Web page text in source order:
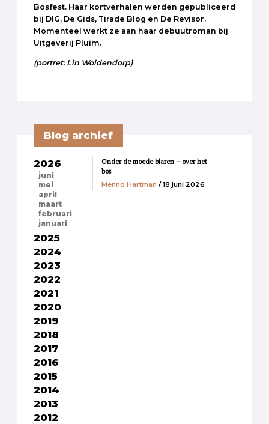
Bosfest. Haar kortverhalen werden gepubliceerd
bij DIG, De Gids, Tirade Blog en De Revisor.
Momenteel werkt ze aan haar debuutroman bij
Uitgeverij Pluim.
(portret: Lin Woldendorp)
Blog archief
2026
juni
mei
april
maart
februari
januari
2025
2024
2023
2022
2021
2020
2019
2018
2017
2016
2015
2014
2013
2012
Onder de moede blaren – over het
bos
Menno Hartman / 18 juni 2026